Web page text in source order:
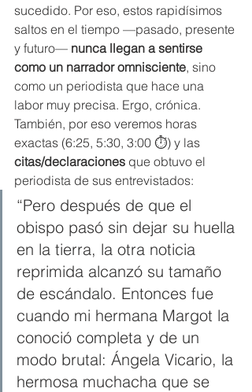
sucedido. Por eso, estos rapidísimos
saltos en el tiempo —pasado, presente
y futuro— nunca llegan a sentirse
como un narrador omnisciente, sino
como un periodista que hace una
labor muy precisa. Ergo, crónica.
También, por eso veremos horas
exactas (6:25, 5:30, 3:00 ⏱️) y las
citas/declaraciones que obtuvo el
periodista de sus entrevistados:
“Pero después de que el
obispo pasó sin dejar su huella
en la tierra, la otra noticia
reprimida alcanzó su tamaño
de escándalo. Entonces fue
cuando mi hermana Margot la
conoció completa y de un
modo brutal: Ángela Vicario, la
hermosa muchacha que se